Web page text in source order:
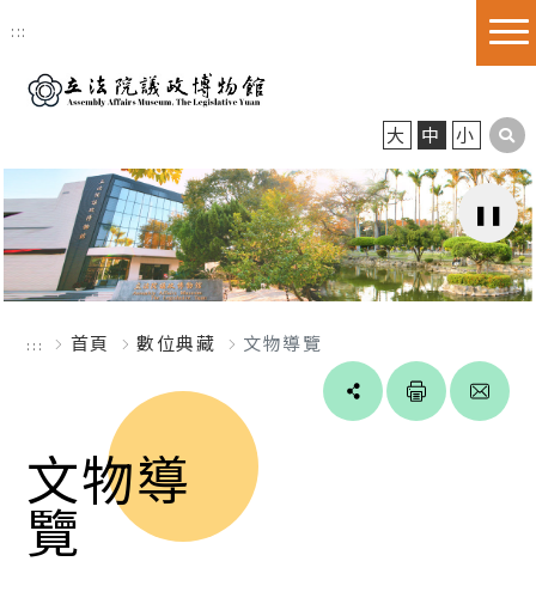
跳到主要內容區塊
:::
大 中 小
::: 首頁 數位典藏 文物導覽
Line
文物導
覽